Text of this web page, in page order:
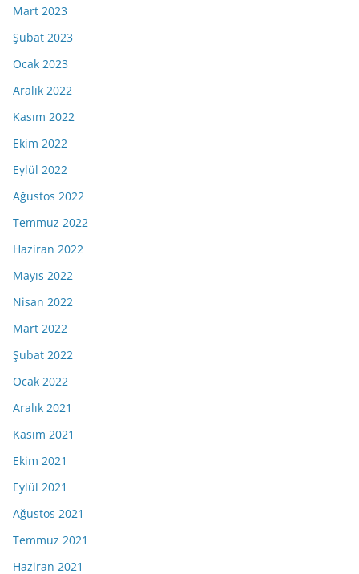
Mart 2023
Şubat 2023
Ocak 2023
Aralık 2022
Kasım 2022
Ekim 2022
Eylül 2022
Ağustos 2022
Temmuz 2022
Haziran 2022
Mayıs 2022
Nisan 2022
Mart 2022
Şubat 2022
Ocak 2022
Aralık 2021
Kasım 2021
Ekim 2021
Eylül 2021
Ağustos 2021
Temmuz 2021
Haziran 2021